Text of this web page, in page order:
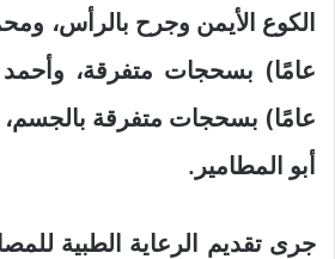
عامًا) بسحجات متفرقة
أبو المطامير.
جرى تقديم الرعاية الطبية